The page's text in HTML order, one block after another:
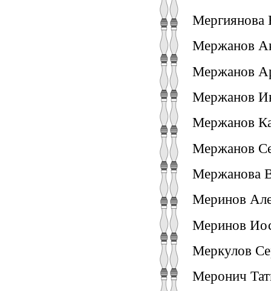
Мергиянова
Мержанов
Мержанов
Мержанов
Мержанов
Мержанов
Мержанова
Меринов
Меринов
Меркулов
Меронич